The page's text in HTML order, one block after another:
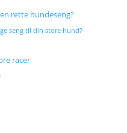
rette hundeseng?
seng til din store hund?
racer